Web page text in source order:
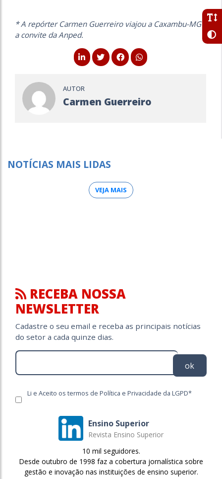
* A repórter Carmen Guerreiro viajou a Caxambu-MG
a convite da Anped.
AUTOR
Carmen Guerreiro
NOTÍCIAS MAIS LIDAS
VEJA MAIS
RECEBA NOSSA
NEWSLETTER
Cadastre o seu email e receba as principais notícias
do setor a cada quinze dias.
ok
Li e Aceito os termos de Política e Privacidade da LGPD*
Ensino Superior
Revista Ensino Superior
10 mil seguidores.
Desde outubro de 1998 faz a cobertura jornalística sobre
gestão e inovação nas instituições de ensino superior.